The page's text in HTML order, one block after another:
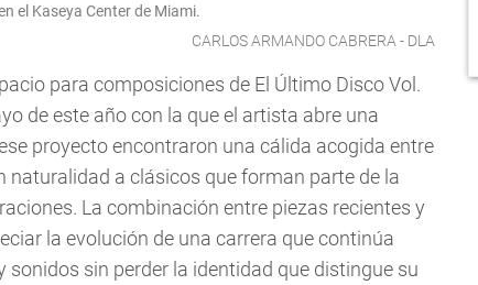
el Kaseya Center de Miami.
CARLOS ARMANDO CABRERA - DLA
para composiciones de El Último Disco Vol.
de este año con la que el artista abre una
proyecto encontraron una cálida acogida entre
naturalidad a clásicos que forman parte de la
La combinación entre piezas recientes y
la evolución de una carrera que continúa
sin perder la identidad que distingue su